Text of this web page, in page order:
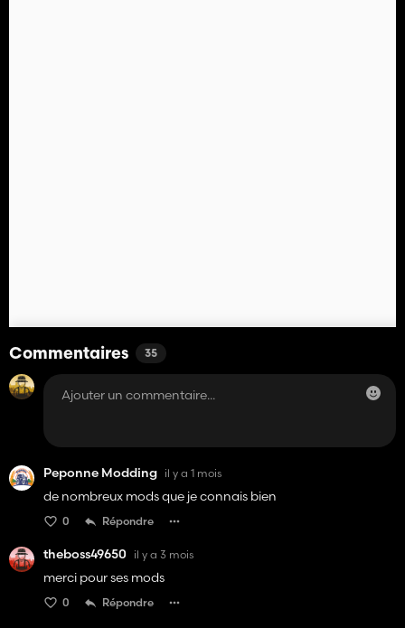
Commentaires 35
Peponne Modding il y a 1 mois
de nombreux mods que je connais bien
0 Répondre
theboss49650 il y a 3 mois
merci pour ses mods
0 Répondre